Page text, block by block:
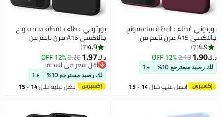
بورتوني غطاء حافظة سامسونج
جالاكسي A15 مرن ناعم من
السيليكون مناسب لهاتف جالاكسي
A15 مضاد للخدش مع بطانة داخلية
من الألياف الدقيقة حافظة هاتف
واقية مضادة للصدمات لهاتف
جالاكسي A15 4G/5G 6.5 بوصة
4.9
7
د.ك‏1.90
2.18
12% OFF
لك رصيد مسترجع 10% + 1
احصل عليه خلال 14 - 15
بورتوني غطاء حافظة سامسونج
جالاكسي A15 مرن ناعم من
السيليكون مناسب لهاتف جالاكسي
A15 مضاد للخدش مع بطانة داخلية
من الألياف الدقيقة حافظة هاتف
واقية مضادة للصدمات لهاتف
جالاكسي A15 4G/5G 6.5 بوصة
4.9
7
د.ك‏1.97
2.26
12% OFF
أقل سعر في السنة
أقل سعر في السنة
لك رصيد مسترجع 10% + 1
احصل عليه خلال 14 - 15